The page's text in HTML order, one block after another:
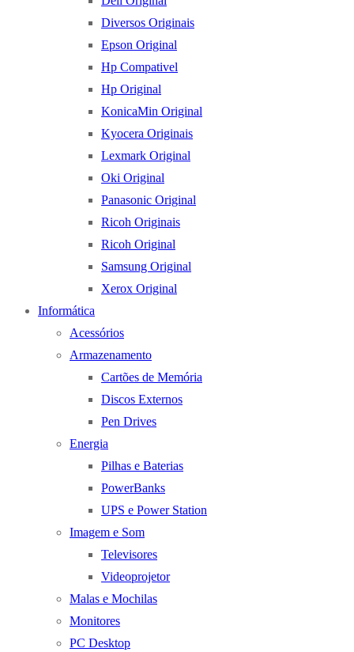
Diversos Originais
Epson Original
Hp Compativel
Hp Original
KonicaMin Original
Kyocera Originais
Lexmark Original
Oki Original
Panasonic Original
Ricoh Originais
Ricoh Original
Samsung Original
Xerox Original
Informática
Acessórios
Armazenamento
Cartões de Memória
Discos Externos
Pen Drives
Energia
Pilhas e Baterias
PowerBanks
UPS e Power Station
Imagem e Som
Televisores
Videoprojetor
Malas e Mochilas
Monitores
PC Desktop